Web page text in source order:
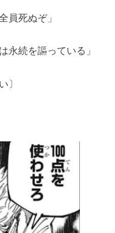
員死ぬぞ」
続を謳っている」
〕